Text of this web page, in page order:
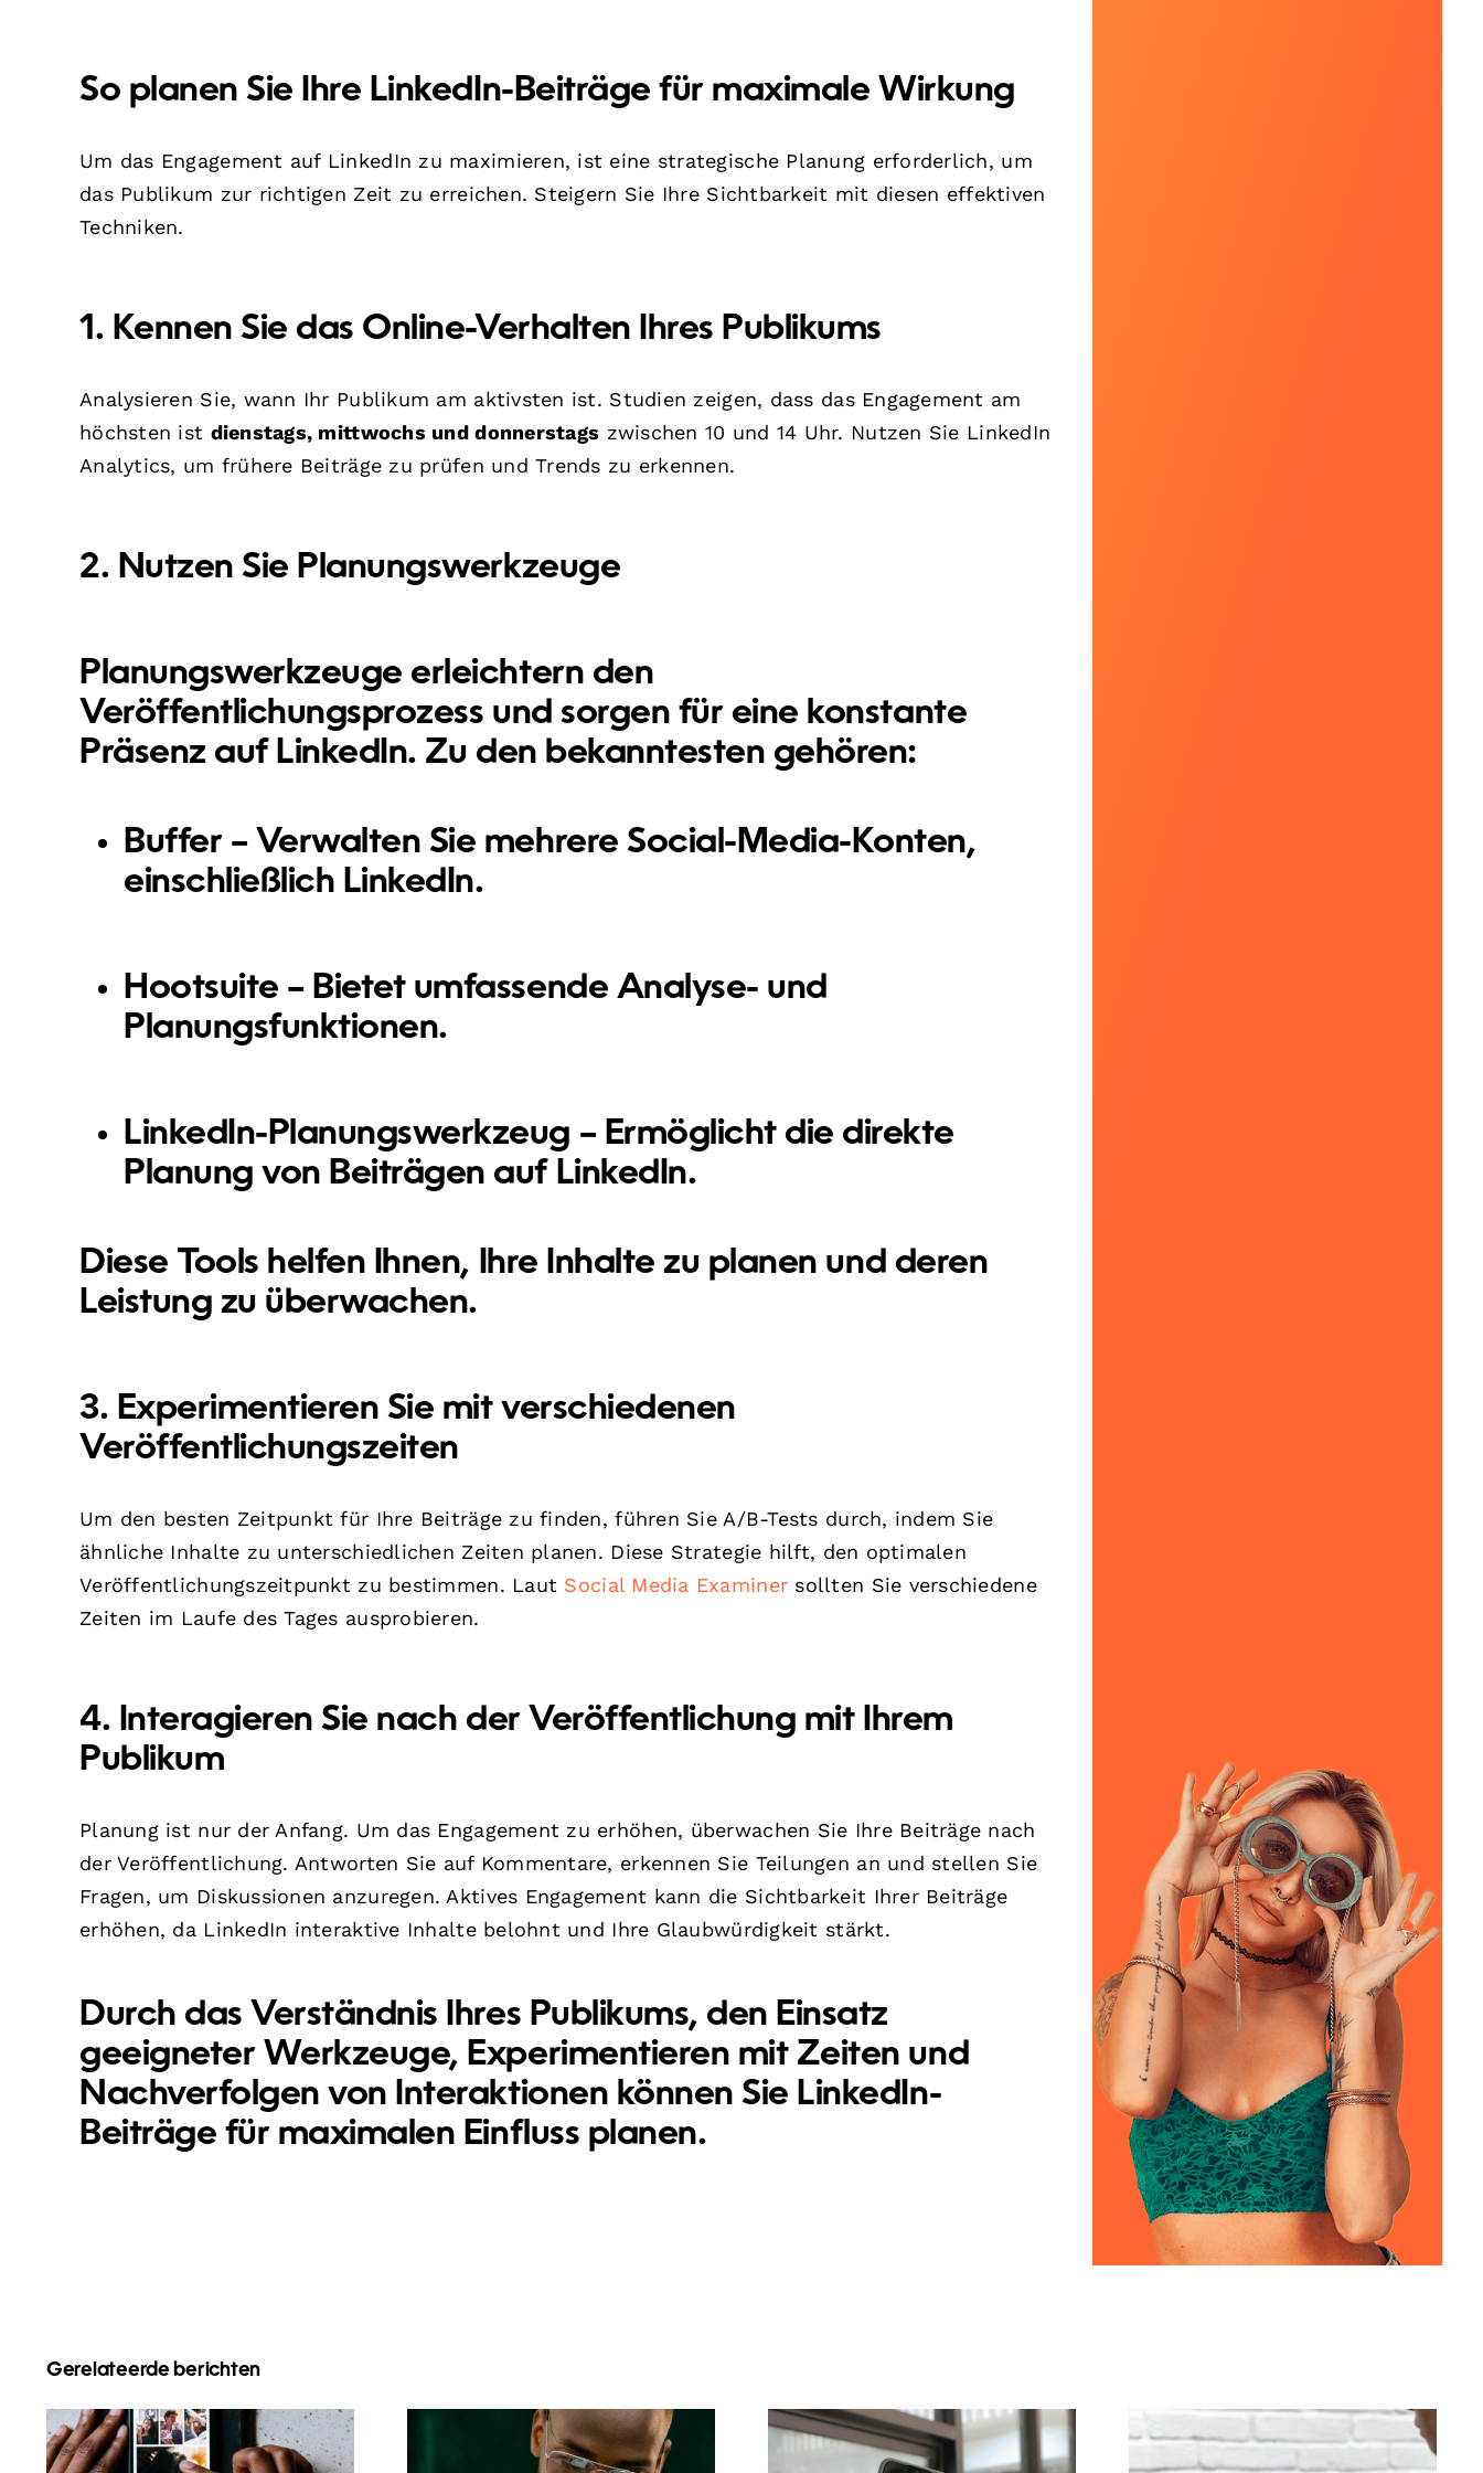
So planen Sie Ihre LinkedIn-Beiträge für maximale Wirkung
Um das Engagement auf LinkedIn zu maximieren, ist eine strategische Planung erforderlich, um
das Publikum zur richtigen Zeit zu erreichen. Steigern Sie Ihre Sichtbarkeit mit diesen effektiven
Techniken.
1. Kennen Sie das Online-Verhalten Ihres Publikums
Analysieren Sie, wann Ihr Publikum am aktivsten ist. Studien zeigen, dass das Engagement am
höchsten ist dienstags, mittwochs und donnerstags zwischen 10 und 14 Uhr. Nutzen Sie LinkedIn
Analytics, um frühere Beiträge zu prüfen und Trends zu erkennen.
2. Nutzen Sie Planungswerkzeuge
Planungswerkzeuge erleichtern den
Veröffentlichungsprozess und sorgen für eine konstante
Präsenz auf LinkedIn. Zu den bekanntesten gehören:
Buffer– Verwalten Sie mehrere Social-Media-Konten,
einschließlich LinkedIn.
Hootsuite – Bietet umfassende Analyse- und
Planungsfunktionen.
LinkedIn-Planungswerkzeug – Ermöglicht die direkte
Planung von Beiträgen auf LinkedIn.
Diese Tools helfen Ihnen, Ihre Inhalte zu planen und deren
Leistung zu überwachen.
3. Experimentieren Sie mit verschiedenen
Veröffentlichungszeiten
Um den besten Zeitpunkt für Ihre Beiträge zu finden, führen Sie A/B-Tests durch, indem Sie
ähnliche Inhalte zu unterschiedlichen Zeiten planen. Diese Strategie hilft, den optimalen
Veröffentlichungszeitpunkt zu bestimmen. Laut Social Media Examiner sollten Sie verschiedene
Zeiten im Laufe des Tages ausprobieren.
4. Interagieren Sie nach der Veröffentlichung mit Ihrem
Publikum
Planung ist nur der Anfang. Um das Engagement zu erhöhen, überwachen Sie Ihre Beiträge nach
der Veröffentlichung. Antworten Sie auf Kommentare, erkennen Sie Teilungen an und stellen Sie
Fragen, um Diskussionen anzuregen. Aktives Engagement kann die Sichtbarkeit Ihrer Beiträge
erhöhen, da LinkedIn interaktive Inhalte belohnt und Ihre Glaubwürdigkeit stärkt.
Durch das Verständnis Ihres Publikums, den Einsatz
geeigneter Werkzeuge, Experimentieren mit Zeiten und
Nachverfolgen von Interaktionen können Sie LinkedIn-
Beiträge für maximalen Einfluss planen.
Gerelateerde berichten